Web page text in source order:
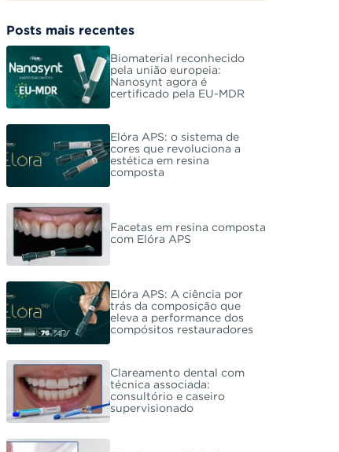
Posts mais recentes
Biomaterial reconhecido
pela união europeia:
Nanosynt agora é
certificado pela EU-MDR
Elóra APS: o sistema de
cores que revoluciona a
estética em resina
composta
Facetas em resina composta
com Elóra APS
Elóra APS: A ciência por
trás da composição que
eleva a performance dos
compósitos restauradores
Clareamento dental com
técnica associada:
consultório e caseiro
supervisionado